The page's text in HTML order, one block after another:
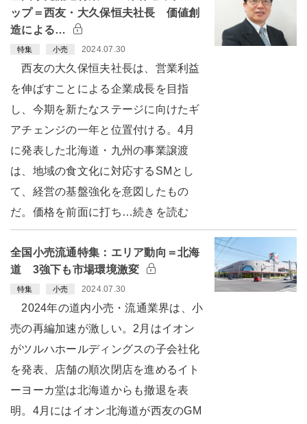
ップ＝西友・大久保恒夫社長 価値創
造による…
特集 小売 2024.07.30
西友の大久保恒夫社長は、営業利益
を伸ばすことによる企業成長を目指
し、今期を新たなステージに向けたギ
アチェンジの一年と位置付ける。4月
に発表した北海道・九州の事業譲渡
は、地域の食文化に対応するSMとし
て、経営の基盤強化を意図したもの
だ。価格を前面に打ち…続きを読む
全国小売流通特集：エリア動向＝北海
道 3強下も市場環境激変
特集 小売 2024.07.30
2024年の道内小売・流通業界は、小
売の再編加速が激しい。2月はイオン
がツルハホールディングスの子会社化
を発表、店舗の順次閉店を進めるイト
ーヨーカ堂は北海道からも撤退を表
明。4月にはイオン北海道が西友のGM